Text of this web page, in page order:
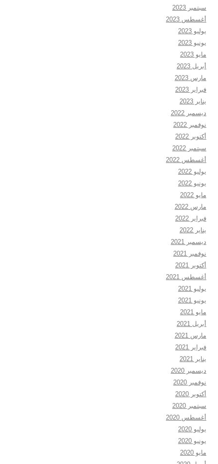
سبتمبر 2023
أغسطس 2023
يوليو 2023
يونيو 2023
مايو 2023
أبريل 2023
مارس 2023
فبراير 2023
يناير 2023
ديسمبر 2022
نوفمبر 2022
أكتوبر 2022
سبتمبر 2022
أغسطس 2022
يوليو 2022
يونيو 2022
مايو 2022
مارس 2022
فبراير 2022
يناير 2022
ديسمبر 2021
نوفمبر 2021
أكتوبر 2021
أغسطس 2021
يوليو 2021
يونيو 2021
مايو 2021
أبريل 2021
مارس 2021
فبراير 2021
يناير 2021
ديسمبر 2020
نوفمبر 2020
أكتوبر 2020
سبتمبر 2020
أغسطس 2020
يوليو 2020
يونيو 2020
مايو 2020